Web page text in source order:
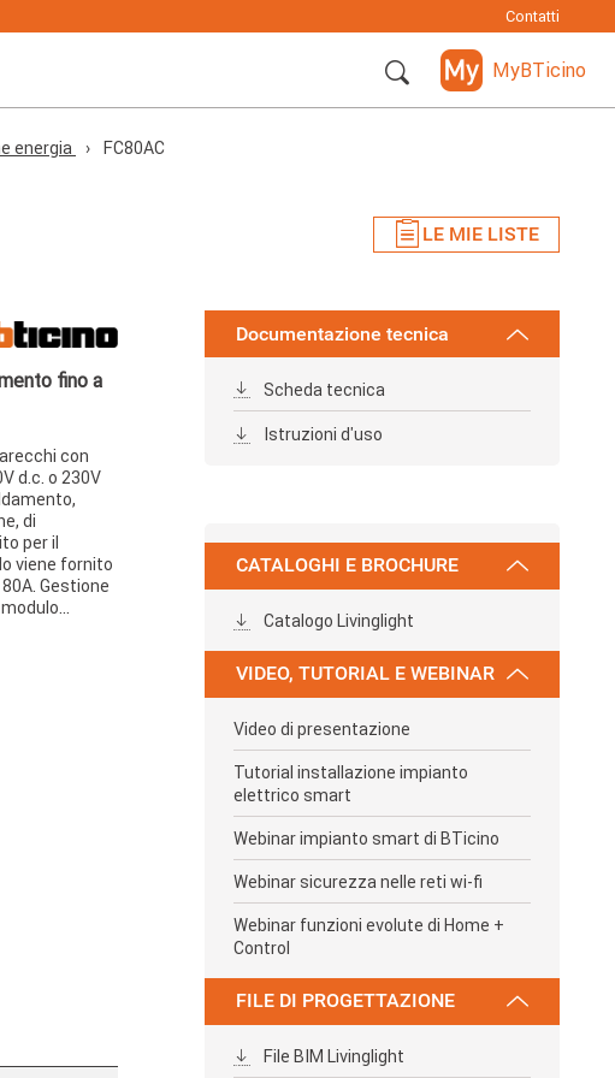
Contatti
MyBTicino
energia FC80AC
LE MIE LISTE
fino a
con
d.c. o 230V
di
per il
viene fornito
Gestione
100-240V
Documentazione tecnica
Scheda tecnica
Istruzioni d'uso
CATALOGHI E BROCHURE
Catalogo Livinglight
VIDEO, TUTORIAL E WEBINAR
Video di presentazione
Tutorial installazione impianto
elettrico smart
Webinar impianto smart di BTicino
Webinar sicurezza nelle reti wi-fi
Webinar funzioni evolute di Home +
Control
FILE DI PROGETTAZIONE
File BIM Livinglight